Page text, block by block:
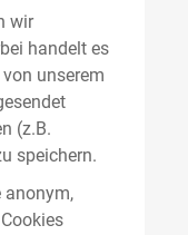
wir
handelt es
unserem
(z.B.
speichern.
anonym,